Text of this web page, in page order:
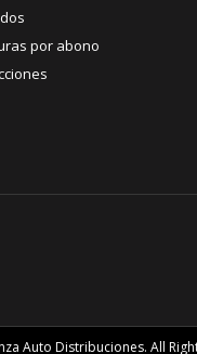
por abono
Auto Distribuciones. All